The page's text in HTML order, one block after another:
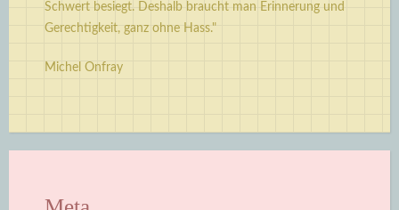
Schwert besiegt. Deshalb braucht man Erinnerung und
Gerechtigkeit, ganz ohne Hass."
Michel Onfray